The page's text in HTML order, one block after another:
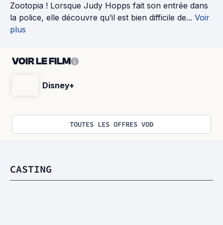
Zootopia ! Lorsque Judy Hopps fait son entrée dans
la police, elle découvre qu’il est bien difficile de... Voir
plus
VOIR LE FILM
Disney+
TOUTES LES OFFRES VOD
CASTING